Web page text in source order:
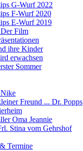
G-Wurf 2022
F-Wurf 2020
E-Wurf 2019
Film
ihre Kinder
erwachsen
Sommer
Freund ... Dr. Popps
Oma Jeannie
Stina vom Gehrshof
Termine